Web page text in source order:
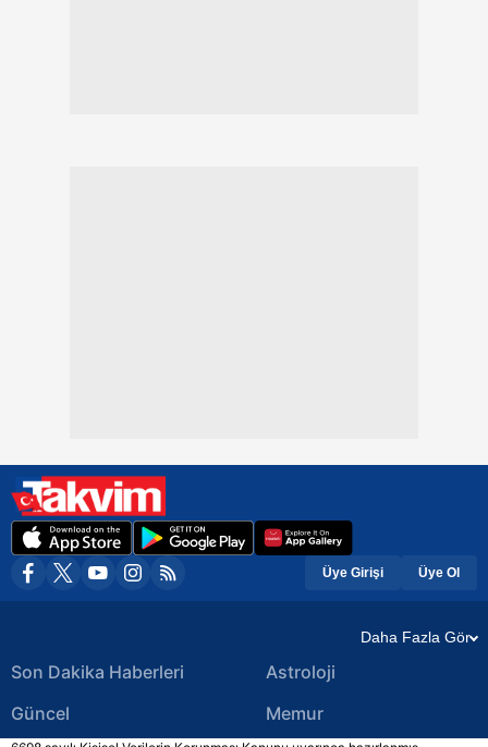
Üye Girişi Üye Ol
Daha Fazla Gör
Son Dakika Haberleri
Güncel
Astroloji
Memur